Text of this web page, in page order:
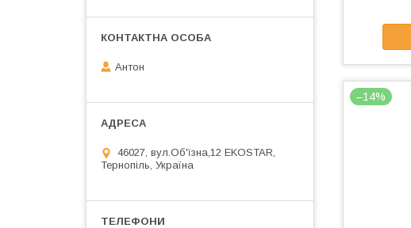
–14%
Антон
46027, вул.Об'їзна,12 EKOSTAR,
Тернопіль, Україна